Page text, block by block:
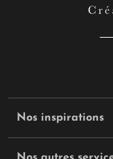
Nos inspirations